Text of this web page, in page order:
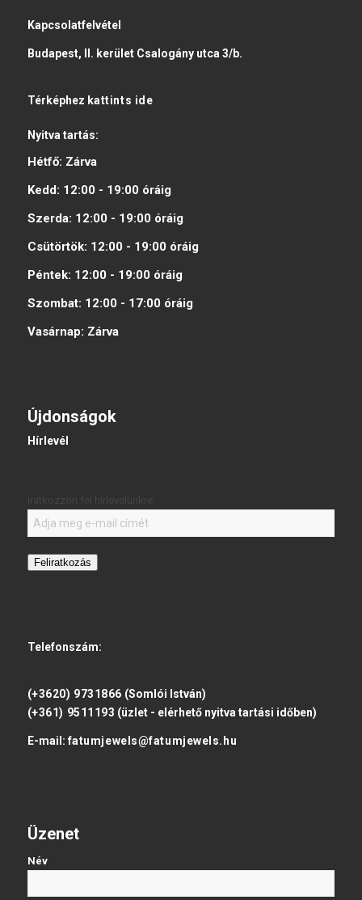
Kapcsolatfelvétel
Budapest, II. kerület Csalogány utca 3/b.
Térképhez kattints ide
Nyitva tartás:
Hétfő: Zárva
Kedd: 12:00 - 19:00 óráig
Szerda: 12:00 - 19:00 óráig
Csütörtök: 12:00 - 19:00 óráig
Péntek: 12:00 - 19:00 óráig
Szombat: 12:00 - 17:00 óráig
Vasárnap: Zárva
Újdonságok
Hírlevél
Feliratkozás
Telefonszám:
(+3620) 9731866 (Somlói István)
(+361) 9511193 (üzlet - elérhető nyitva tartási időben)
E-mail: fatumjewels@fatumjewels.hu
Üzenet
Név